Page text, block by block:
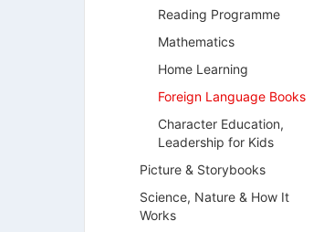
Reading Programme
Mathematics
Home Learning
Foreign Language Books
Character Education,
Leadership for Kids
Picture & Storybooks
Science, Nature & How It
Works